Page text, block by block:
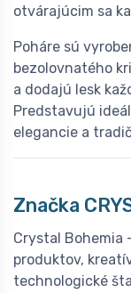
otvárajúcim sa
Poháre sú
bezolovnatého
a dodajú lesk
Predstavujú
elegancie a
Značka C
Crystal Bohemia
produktov,
technologické